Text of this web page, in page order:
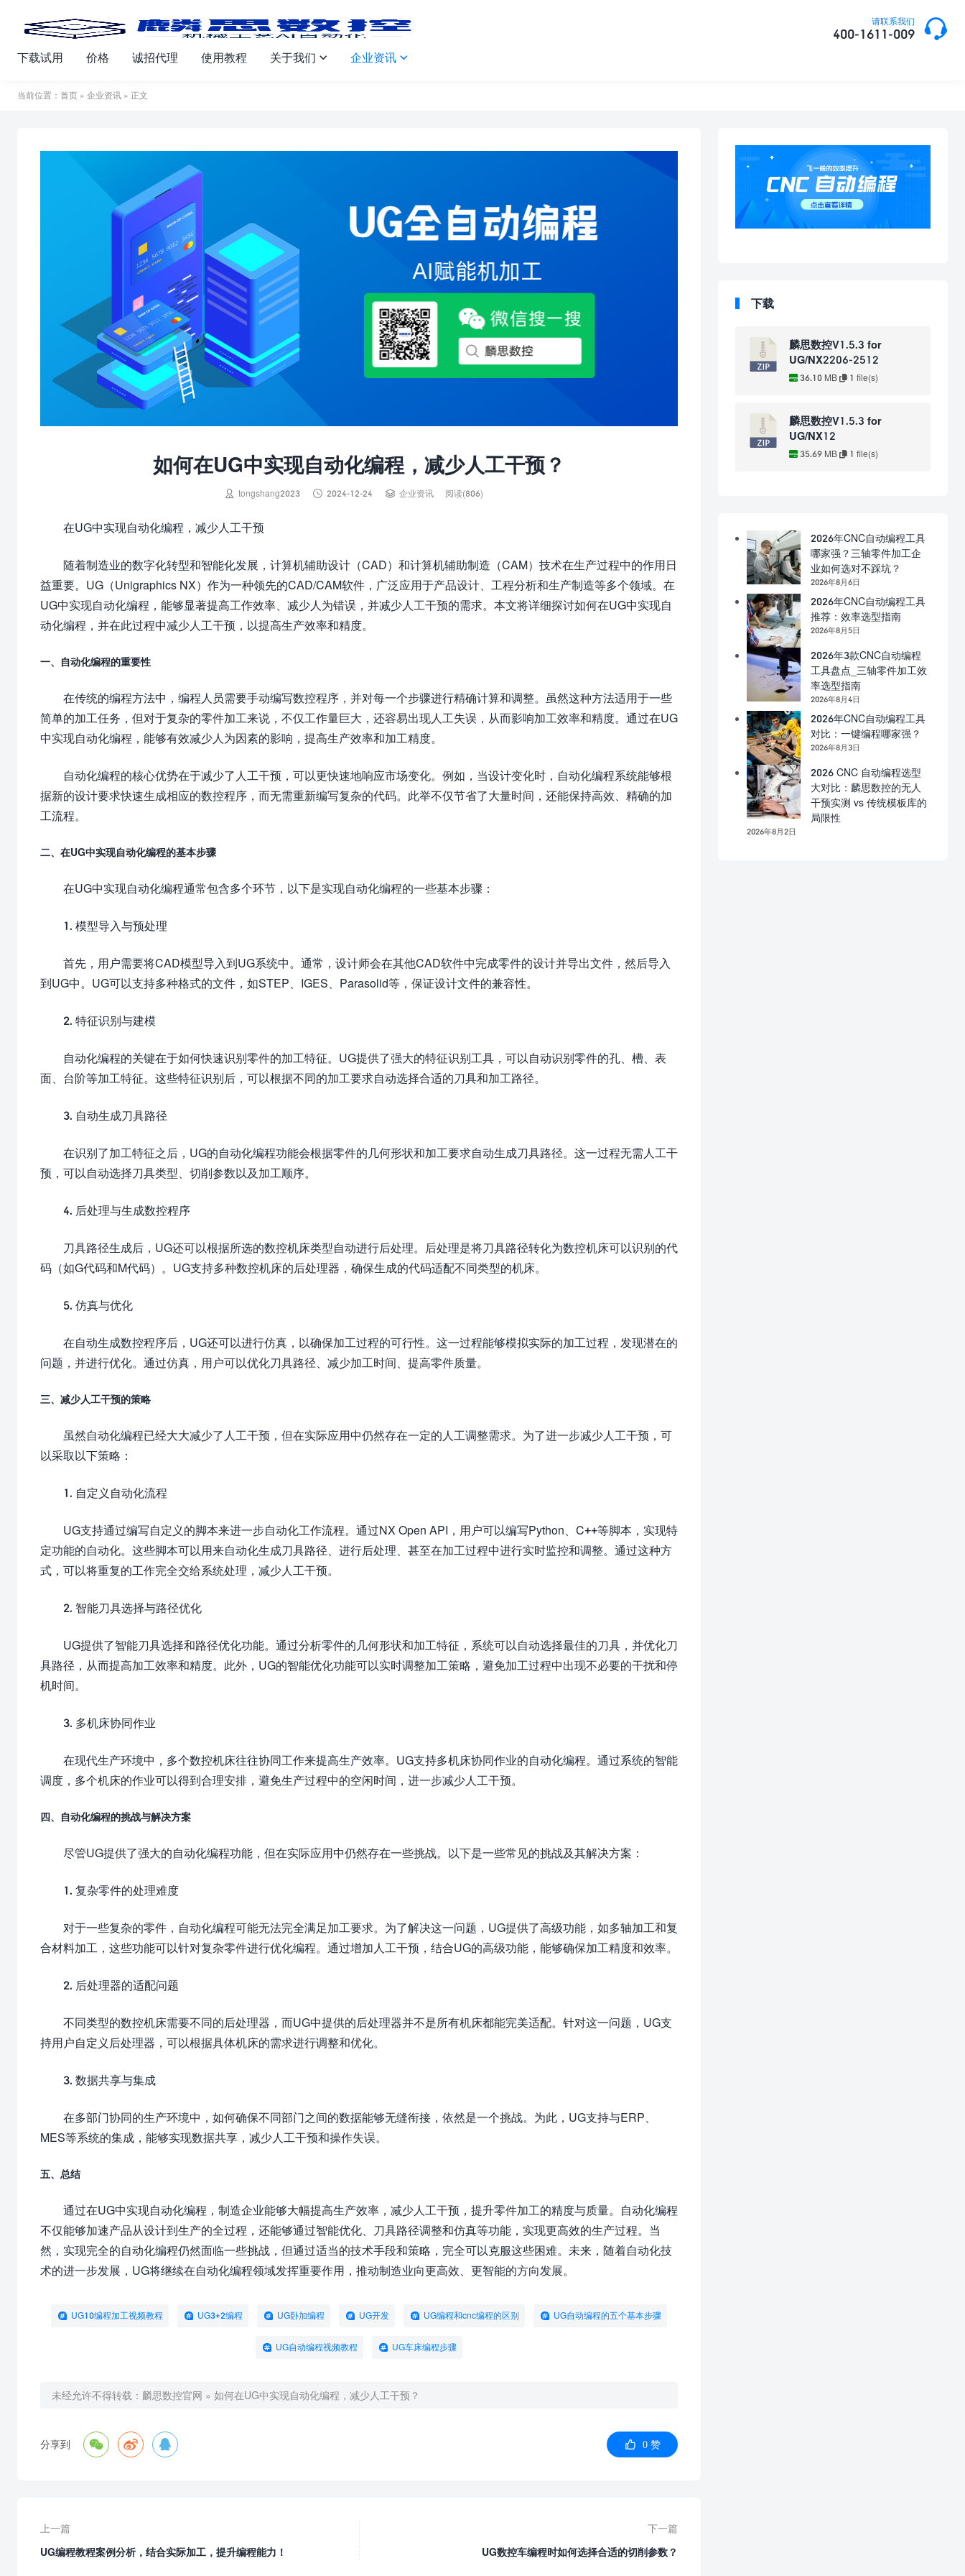
请联系我们
400-1611-009 
下载试用 价格 诚招代理 使用教程 关于我们  企业资讯 
当前位置： 首页 » 企业资讯 » 正文
如何在UG中实现自动化编程，减少人工干预？
 tongshang2023  2024-12-24  企业资讯 阅读(806)
在UG中实现自动化编程，减少人工干预
随着制造业的数字化转型和智能化发展，计算机辅助设计（CAD）和计算机辅助制造（CAM）技术在生产过程中的作用日
益重要。UG（Unigraphics NX）作为一种领先的CAD/CAM软件，广泛应用于产品设计、工程分析和生产制造等多个领域。在
UG中实现自动化编程，能够显著提高工作效率、减少人为错误，并减少人工干预的需求。本文将详细探讨如何在UG中实现自
动化编程，并在此过程中减少人工干预，以提高生产效率和精度。
一、自动化编程的重要性
在传统的编程方法中，编程人员需要手动编写数控程序，并对每一个步骤进行精确计算和调整。虽然这种方法适用于一些
简单的加工任务，但对于复杂的零件加工来说，不仅工作量巨大，还容易出现人工失误，从而影响加工效率和精度。通过在UG
中实现自动化编程，能够有效减少人为因素的影响，提高生产效率和加工精度。
自动化编程的核心优势在于减少了人工干预，可以更快速地响应市场变化。例如，当设计变化时，自动化编程系统能够根
据新的设计要求快速生成相应的数控程序，而无需重新编写复杂的代码。此举不仅节省了大量时间，还能保持高效、精确的加
工流程。
二、在UG中实现自动化编程的基本步骤
在UG中实现自动化编程通常包含多个环节，以下是实现自动化编程的一些基本步骤：
1. 模型导入与预处理
首先，用户需要将CAD模型导入到UG系统中。通常，设计师会在其他CAD软件中完成零件的设计并导出文件，然后导入
到UG中。UG可以支持多种格式的文件，如STEP、IGES、Parasolid等，保证设计文件的兼容性。
2. 特征识别与建模
自动化编程的关键在于如何快速识别零件的加工特征。UG提供了强大的特征识别工具，可以自动识别零件的孔、槽、表
面、台阶等加工特征。这些特征识别后，可以根据不同的加工要求自动选择合适的刀具和加工路径。
3. 自动生成刀具路径
在识别了加工特征之后，UG的自动化编程功能会根据零件的几何形状和加工要求自动生成刀具路径。这一过程无需人工干
预，可以自动选择刀具类型、切削参数以及加工顺序。
4. 后处理与生成数控程序
刀具路径生成后，UG还可以根据所选的数控机床类型自动进行后处理。后处理是将刀具路径转化为数控机床可以识别的代
码（如G代码和M代码）。UG支持多种数控机床的后处理器，确保生成的代码适配不同类型的机床。
5. 仿真与优化
在自动生成数控程序后，UG还可以进行仿真，以确保加工过程的可行性。这一过程能够模拟实际的加工过程，发现潜在的
问题，并进行优化。通过仿真，用户可以优化刀具路径、减少加工时间、提高零件质量。
三、减少人工干预的策略
虽然自动化编程已经大大减少了人工干预，但在实际应用中仍然存在一定的人工调整需求。为了进一步减少人工干预，可
以采取以下策略：
1. 自定义自动化流程
UG支持通过编写自定义的脚本来进一步自动化工作流程。通过NX Open API，用户可以编写Python、C++等脚本，实现特
定功能的自动化。这些脚本可以用来自动化生成刀具路径、进行后处理、甚至在加工过程中进行实时监控和调整。通过这种方
式，可以将重复的工作完全交给系统处理，减少人工干预。
2. 智能刀具选择与路径优化
UG提供了智能刀具选择和路径优化功能。通过分析零件的几何形状和加工特征，系统可以自动选择最佳的刀具，并优化刀
具路径，从而提高加工效率和精度。此外，UG的智能优化功能可以实时调整加工策略，避免加工过程中出现不必要的干扰和停
机时间。
3. 多机床协同作业
在现代生产环境中，多个数控机床往往协同工作来提高生产效率。UG支持多机床协同作业的自动化编程。通过系统的智能
调度，多个机床的作业可以得到合理安排，避免生产过程中的空闲时间，进一步减少人工干预。
四、自动化编程的挑战与解决方案
尽管UG提供了强大的自动化编程功能，但在实际应用中仍然存在一些挑战。以下是一些常见的挑战及其解决方案：
1. 复杂零件的处理难度
对于一些复杂的零件，自动化编程可能无法完全满足加工要求。为了解决这一问题，UG提供了高级功能，如多轴加工和复
合材料加工，这些功能可以针对复杂零件进行优化编程。通过增加人工干预，结合UG的高级功能，能够确保加工精度和效率。
2. 后处理器的适配问题
不同类型的数控机床需要不同的后处理器，而UG中提供的后处理器并不是所有机床都能完美适配。针对这一问题，UG支
持用户自定义后处理器，可以根据具体机床的需求进行调整和优化。
3. 数据共享与集成
在多部门协同的生产环境中，如何确保不同部门之间的数据能够无缝衔接，依然是一个挑战。为此，UG支持与ERP、
MES等系统的集成，能够实现数据共享，减少人工干预和操作失误。
五、总结
通过在UG中实现自动化编程，制造企业能够大幅提高生产效率，减少人工干预，提升零件加工的精度与质量。自动化编程
不仅能够加速产品从设计到生产的全过程，还能够通过智能优化、刀具路径调整和仿真等功能，实现更高效的生产过程。当
然，实现完全的自动化编程仍然面临一些挑战，但通过适当的技术手段和策略，完全可以克服这些困难。未来，随着自动化技
术的进一步发展，UG将继续在自动化编程领域发挥重要作用，推动制造业向更高效、更智能的方向发展。
UG10编程加工视频教程 UG3+2编程 UG卧加编程 UG开发 UG编程和cnc编程的区别 UG自动编程的五个基本步骤
UG自动编程视频教程 UG车床编程步骤
未经允许不得转载： 麟思数控官网 » 如何在UG中实现自动化编程，减少人工干预？
分享到     0 赞
上一篇
UG编程教程案例分析，结合实际加工，提升编程能力！
下一篇
UG数控车编程时如何选择合适的切削参数？
下载
麟思数控V1.5.3 for
UG/NX2206-2512
36.10 MB 1 file(s)
麟思数控V1.5.3 for
UG/NX12
35.69 MB 1 file(s)
2026年CNC自动编程工具
哪家强？三轴零件加工企
业如何选对不踩坑？
2026年8月6日
2026年CNC自动编程工具
推荐：效率选型指南
2026年8月5日
2026年3款CNC自动编程
工具盘点_三轴零件加工效
率选型指南
2026年8月4日
2026年CNC自动编程工具
对比：一键编程哪家强？
2026年8月3日
2026 CNC 自动编程选型
大对比：麟思数控的无人
干预实测 vs 传统模板库的
局限性
2026年8月2日